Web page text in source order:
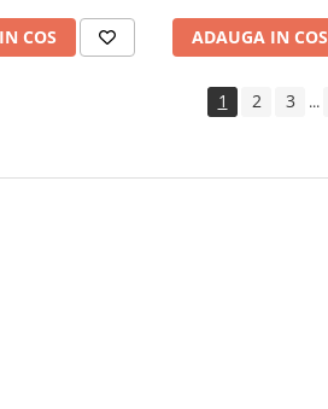
COS ADAUGA IN COS
1 2 3 ...